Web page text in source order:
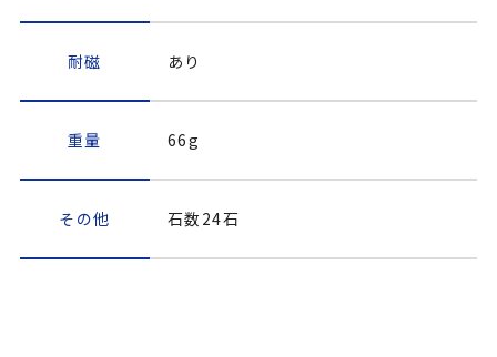
耐磁 あり
重量 66g
その他 石数24石